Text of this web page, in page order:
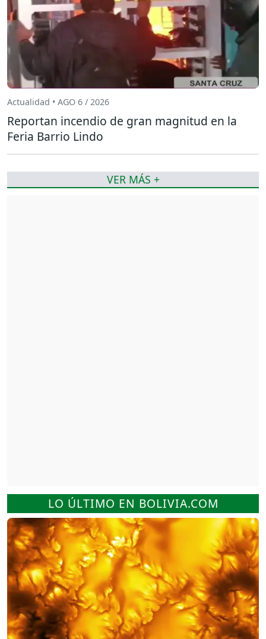
LO ÚLTIMO EN BOLIVIA.COM
Actualidad • AGO 6 / 2026
Reportan incendio de gran magnitud en la
Feria Barrio Lindo
VER MÁS +